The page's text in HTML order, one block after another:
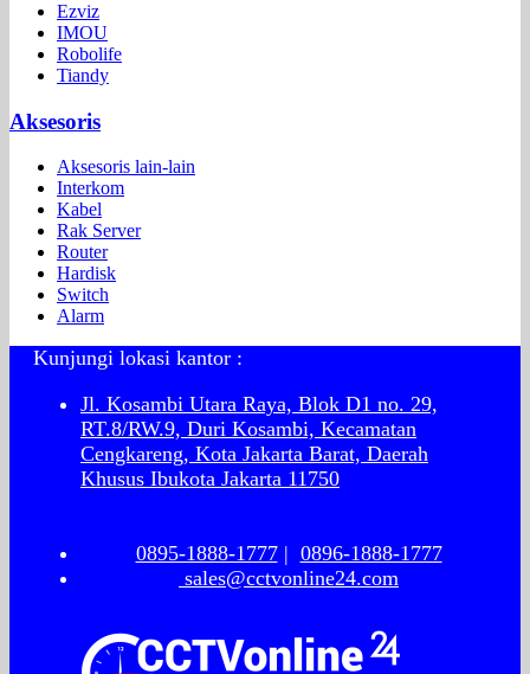
Ezviz
IMOU
Robolife
Tiandy
Aksesoris
Aksesoris lain-lain
Interkom
Kabel
Rak Server
Router
Hardisk
Switch
Alarm
Kunjungi lokasi kantor :
Jl. Kosambi Utara Raya, Blok D1 no. 29,
RT.8/RW.9, Duri Kosambi, Kecamatan
Cengkareng, Kota Jakarta Barat, Daerah
Khusus Ibukota Jakarta 11750
0895-1888-1777| 0896-1888-1777
sales@cctvonline24.com